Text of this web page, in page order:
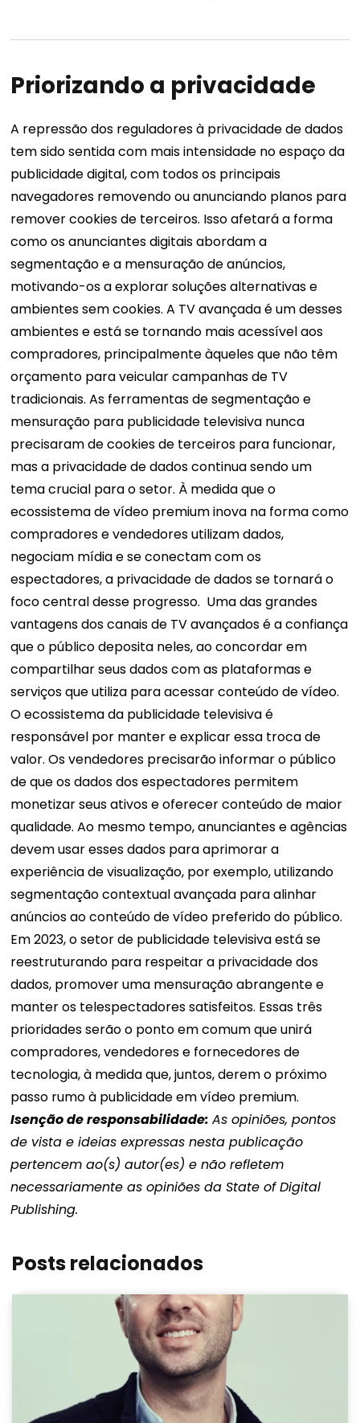
Priorizando a privacidade
A repressão dos reguladores à privacidade de dados
tem sido sentida com mais intensidade no espaço da
publicidade digital, com todos os principais
navegadores removendo ou anunciando planos para
remover cookies de terceiros. Isso afetará a forma
como os anunciantes digitais abordam a
segmentação e a mensuração de anúncios,
motivando-os a explorar soluções alternativas e
ambientes sem cookies. A TV avançada é um desses
ambientes e está se tornando mais acessível aos
compradores, principalmente àqueles que não têm
orçamento para veicular campanhas de TV
tradicionais. As ferramentas de segmentação e
mensuração para publicidade televisiva nunca
precisaram de cookies de terceiros para funcionar,
mas a privacidade de dados continua sendo um
tema crucial para o setor. À medida que o
ecossistema de vídeo premium inova na forma como
compradores e vendedores utilizam dados,
negociam mídia e se conectam com os
espectadores, a privacidade de dados se tornará o
foco central desse progresso. Uma das grandes
vantagens dos canais de TV avançados é a confiança
que o público deposita neles, ao concordar em
compartilhar seus dados com as plataformas e
serviços que utiliza para acessar conteúdo de vídeo.
O ecossistema da publicidade televisiva é
responsável por manter e explicar essa troca de
valor. Os vendedores precisarão informar o público
de que os dados dos espectadores permitem
monetizar seus ativos e oferecer conteúdo de maior
qualidade. Ao mesmo tempo, anunciantes e agências
devem usar esses dados para aprimorar a
experiência de visualização, por exemplo, utilizando
segmentação contextual avançada para alinhar
anúncios ao conteúdo de vídeo preferido do público.
Em 2023, o setor de publicidade televisiva está se
reestruturando para respeitar a privacidade dos
dados, promover uma mensuração abrangente e
manter os telespectadores satisfeitos. Essas três
prioridades serão o ponto em comum que unirá
compradores, vendedores e fornecedores de
tecnologia, à medida que, juntos, derem o próximo
passo rumo à publicidade em vídeo premium.
Isenção de responsabilidade:As opiniões, pontos
de vista e ideias expressas nesta publicação
pertencem ao(s) autor(es) e não refletem
necessariamente as opiniões da State of Digital
Publishing.
Posts relacionados